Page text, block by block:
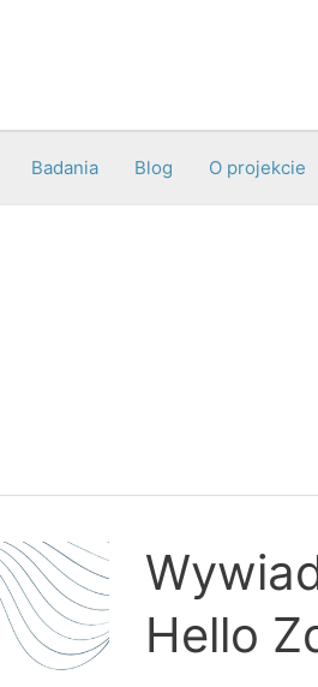
Badania Blog O projekcie
Hello
na
portalu
Hello
Zdrowie